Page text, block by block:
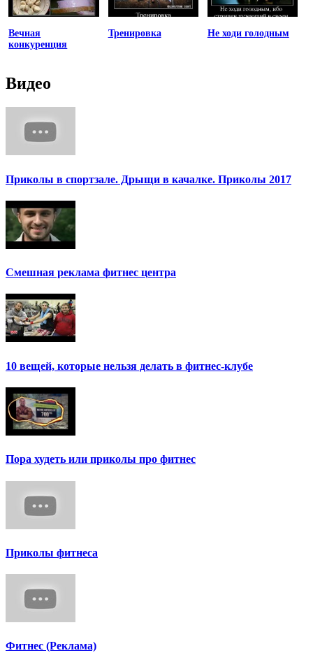
Вечная
конкуренция
Тренировка Не ходи голодным
Видео
Приколы в спортзале. Дрыщи в качалке. Приколы 2017
Смешная реклама фитнес центра
10 вещей, которые нельзя делать в фитнес-клубе
Пора худеть или приколы про фитнес
Приколы фитнеса
Фитнес (Реклама)